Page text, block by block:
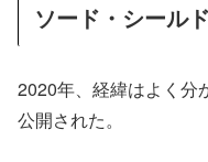
ソード・シールド
2020年、経緯はよく分
公開された。